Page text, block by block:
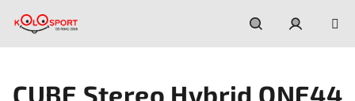
Hľadať
CUBE Stereo Hybrid ONE44